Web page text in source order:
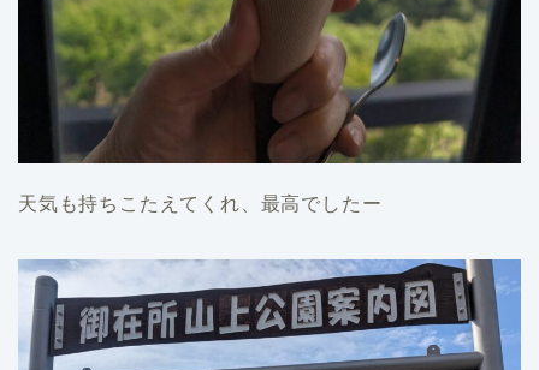
天気も持ちこたえてくれ、最高でしたー